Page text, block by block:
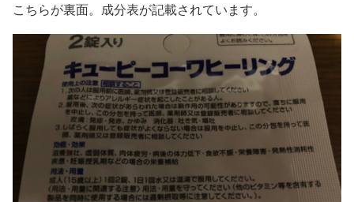
こちらが裏面。成分表が記載されています。